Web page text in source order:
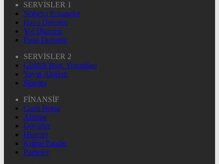
SERVİSLER 1
Nöbetçi Eczaneler
Hava Durumu
Yol Durumu
Puan Durumu
SERVİSLER 2
Günlük Burç Yorumları
Yayın Akışları
Sinema
FİNANSİF
Canlı Borsa
Altınlar
Dövizler
Hisseler
Kripto Paralar
Pariteler